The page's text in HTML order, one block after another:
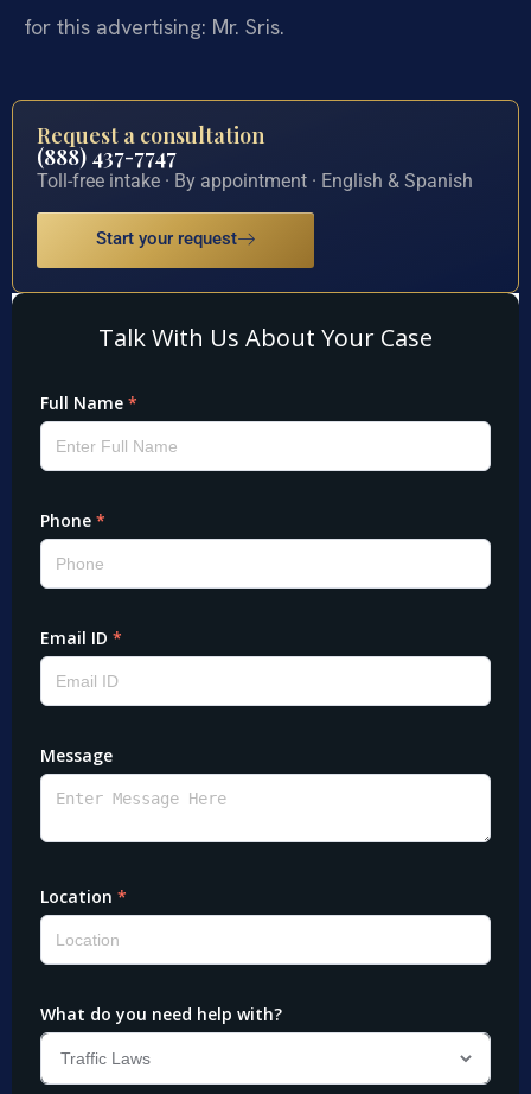
for this advertising: Mr. Sris.
Request a consultation
(888) 437-7747
Toll-free intake · By appointment · English & Spanish
Start your request